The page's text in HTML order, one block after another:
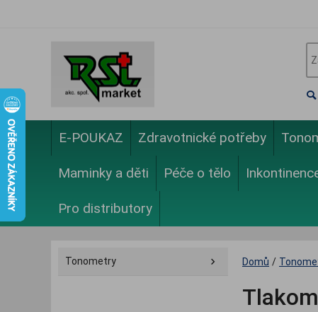
E-POUKAZ Zdravotnické potřeby
Maminky a děti Péče o tělo
Pro distributory
Tonometry Domů /